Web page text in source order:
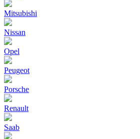
Mitsubishi
Nissan
Opel
Peugeot
Porsche
Renault
Saab